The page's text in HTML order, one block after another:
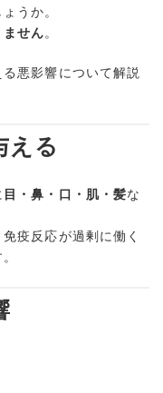
うか。
せん。
悪影響について解説
える
目・鼻・口・肌・髪な
疫反応が過剰に働く